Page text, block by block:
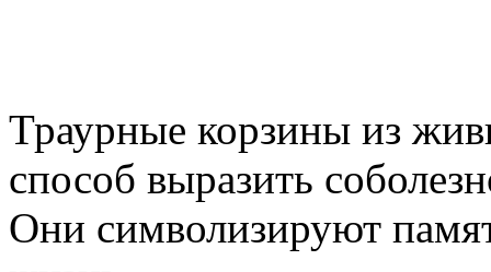
Траурные корзины из
способ выразить
Они символизируют